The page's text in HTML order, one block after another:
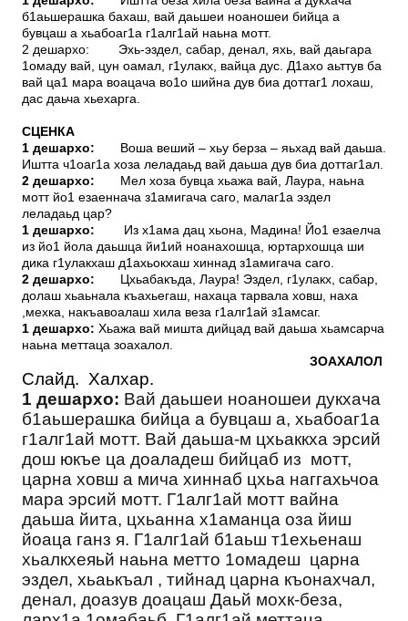
б1аьшерашка бахаш, вай даьшеи ноаношеи бийца а
бувцаш а хьабоаг1а г1алг1ай наьна мотт.
2 дешархо: Эхь-эздел, сабар, денал, яхь, вай даьгара
1омаду вай, цун оамал, г1улакх, вайца дус. Д1ахо аьттув ба
вай ца1 мара воацача во1о шийна дув биа доттаг1 лохаш,
дас даьча хьехарга.
СЦЕНКА
1 дешархо:
Воша веший – хьу берза – яьхад вай даьша.
Иштта ч1оаг1а хоза леладаьд вай даьша дув биа доттаг1ал.
2 дешархо: Мел хоза бувца хьажа вай, Лаура, наьна
мотт йо1 езаеннача з1амигача саго, малаг1а эздел
леладаьд цар?
1 дешархо: Из х1ама дац хьона, Мадина! Йо1 езаелча
из йо1 йола даьшца йи1ий ноанахошца, юртархошца ши
дика г1улакхаш д1ахьокхаш хиннад з1амигача саго.
2 дешархо: Цхьабакъда, Лаура! Эздел, г1улакх, сабар,
долаш хьаьнала къахьегаш, нахаца тарвала ховш, наха
,мехка, накъавоалаш хила веза г1алг1ай з1амсаг.
1 дешархо: Хьажа вай мишта дийцад вай даьша хьамсарча
наьна меттаца зоахалол.
ЗОАХАЛОЛ
Слайд. Халхар.
1 дешархо: Вай даьшеи ноаношеи дукхача
б1аьшерашка бийца а бувцаш а, хьабоаг1а
г1алг1ай мотт. Вай даьша-м цхьаккха эрсий
дош юкъе ца доаладеш бийцаб из мотт,
царна ховш а мича хиннаб цхьа наггахьчоа
мара эрсий мотт. Г1алг1ай мотт вайна
даьша йита, цхьанна х1аманца оза йиш
йоаца ганз я. Г1алг1ай б1аьш т1ехьенаш
хьалкхеяьй наьна метто 1омадеш царна
эздел, хьаькъал , тийнад царна къонахчал,
денал, доазув доацаш Даьй мохк-беза,